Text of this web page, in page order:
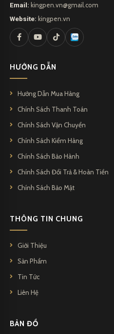
Email: kingpen.vn@gmail.com
Website: kingpen.vn
HƯỚNG DẪN
Hướng Dẫn Mua Hàng
Chính Sách Thanh Toán
Chính Sách Vận Chuyển
Chính Sách Kiểm Hàng
Chính Sách Bảo Hành
Chính Sách Đổi Trả & Hoàn Tiền
Chính Sách Bảo Mật
THÔNG TIN CHUNG
Giới Thiệu
Sản Phẩm
Tin Tức
Liên Hệ
BẢN ĐỒ